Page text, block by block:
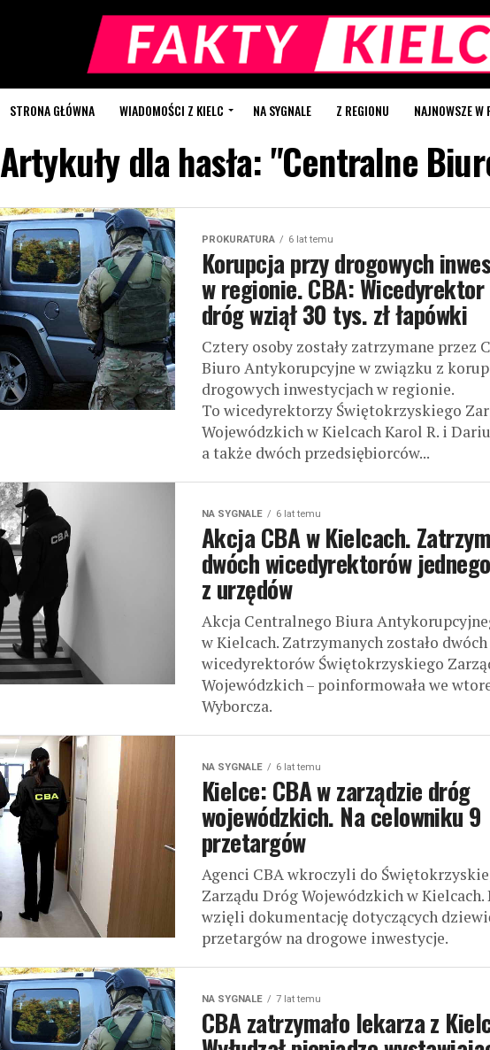
STRONA GŁÓWNA WIADOMOŚCI Z KIELC NA SYGNALE Z REGIONU NAJNOWSZE W
Artykuły dla hasła: "Centralne
PROKURATURA 6 lat temu
Korupcja przy drogowych
w regionie. CBA: Wicedyrektor
dróg wziął 30 tys. zł łapówki
Cztery osoby zostały zatrzymane przez
Biuro Antykorupcyjne w związku z
drogowych inwestycjach w regionie.
To wicedyrektorzy Świętokrzyskiego
Wojewódzkich w Kielcach Karol R. i
a także dwóch przedsiębiorców...
NA SYGNALE 6 lat temu
Akcja CBA w Kielcach.
dwóch wicedyrektorów jednego
z urzędów
Akcja Centralnego Biura
w Kielcach. Zatrzymanych zostało dwóch
wicedyrektorów Świętokrzyskiego
Wojewódzkich – poinformowała we
Wyborcza.
NA SYGNALE 6 lat temu
Kielce: CBA w zarządzie dróg
wojewódzkich. Na celowniku 9
przetargów
Agenci CBA wkroczyli do
Zarządu Dróg Wojewódzkich w Kielcach.
wzięli dokumentację dotyczących
przetargów na drogowe inwestycje.
NA SYGNALE 7 lat temu
CBA zatrzymało lekarza z